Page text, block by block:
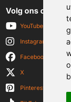
Volg ons op
YouTube
Instagram
Facebook
X
Pinterest